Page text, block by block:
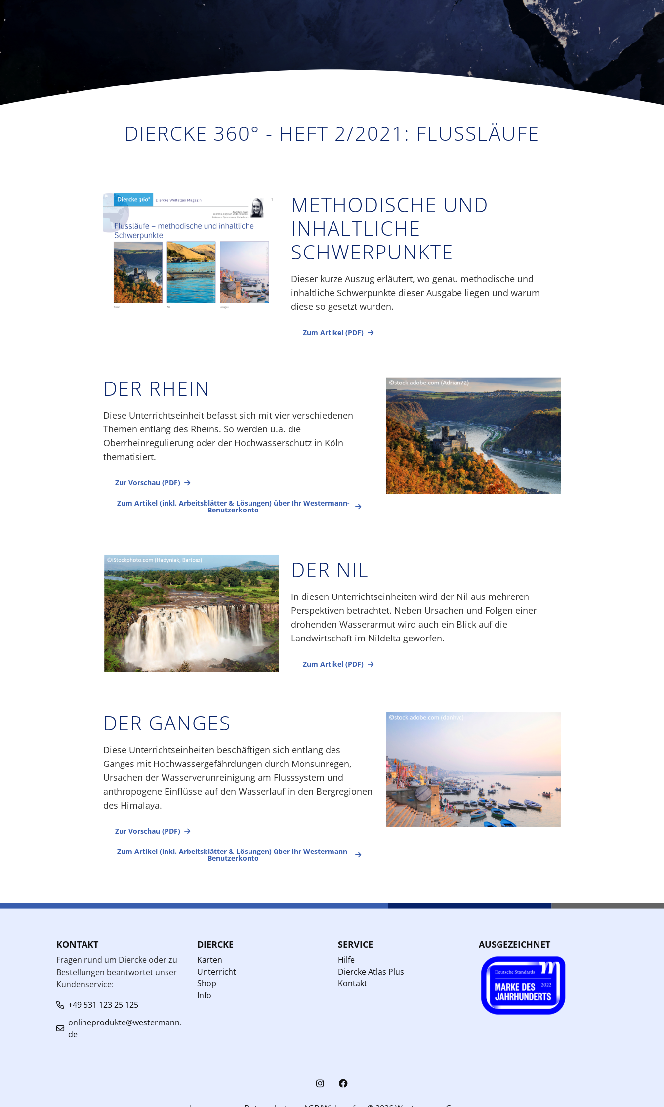
DIERCKE 360° - HEFT 2/2021: FLUSSLÄUFE
METHODISCHE UND
INHALTLICHE
SCHWERPUNKTE
Dieser kurze Auszug erläutert, wo genau methodische und
inhaltliche Schwerpunkte dieser Ausgabe liegen und warum
diese so gesetzt wurden.
Zum Artikel (PDF)
DER RHEIN
Diese Unterrichtseinheit befasst sich mit vier verschiedenen
Themen entlang des Rheins. So werden u.a. die
Oberrheinregulierung oder der Hochwasserschutz in Köln
thematisiert.
Zur Vorschau (PDF)
Zum Artikel (inkl. Arbeitsblätter & Lösungen) über Ihr Westermann-
Benutzerkonto
DER NIL
In diesen Unterrichtseinheiten wird der Nil aus mehreren
Perspektiven betrachtet. Neben Ursachen und Folgen einer
drohenden Wasserarmut wird auch ein Blick auf die
Landwirtschaft im Nildelta geworfen.
Zum Artikel (PDF)
DER GANGES
Diese Unterrichtseinheiten beschäftigen sich entlang des
Ganges mit Hochwassergefährdungen durch Monsunregen,
Ursachen der Wasserverunreinigung am Flusssystem und
anthropogene Einflüsse auf den Wasserlauf in den Bergregionen
des Himalaya.
Zur Vorschau (PDF)
Zum Artikel (inkl. Arbeitsblätter & Lösungen) über Ihr Westermann-
Benutzerkonto
KONTAKT
Fragen rund um Diercke oder zu
Bestellungen beantwortet unser
Kundenservice:
+49 531 123 25 125
onlineprodukte@westermann.
de
DIERCKE
Karten
Unterricht
Shop
Info
SERVICE
Hilfe
Diercke Atlas Plus
Kontakt
AUSGEZEICHNET